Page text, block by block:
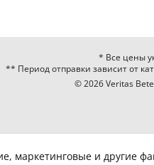
* Все цены
** Период отправки зависит от
© 2026 Veritas
маркетинговые и